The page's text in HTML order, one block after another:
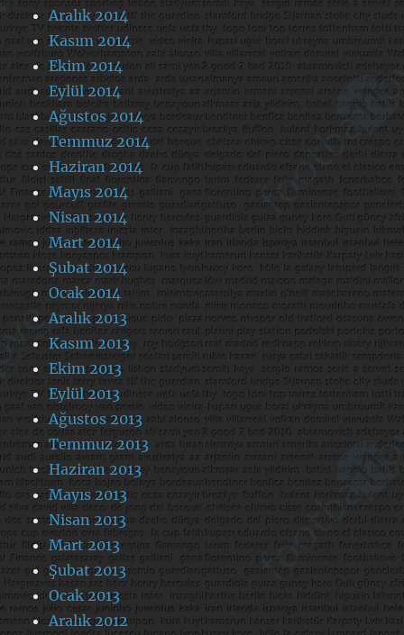
Aralık 2014
Kasım 2014
Ekim 2014
Eylül 2014
Ağustos 2014
Temmuz 2014
Haziran 2014
Mayıs 2014
Nisan 2014
Mart 2014
Şubat 2014
Ocak 2014
Aralık 2013
Kasım 2013
Ekim 2013
Eylül 2013
Ağustos 2013
Temmuz 2013
Haziran 2013
Mayıs 2013
Nisan 2013
Mart 2013
Şubat 2013
Ocak 2013
Aralık 2012